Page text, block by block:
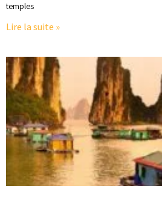
temples
Lire la suite »